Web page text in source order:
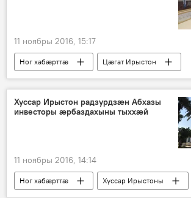
11 ноябры 2016, 15:17
Ног хабӕрттӕ Цӕгат Ирыстон
Хуссар Ирыстон радзурдзӕн Абхазы
инвесторы ӕрбаздахыны тыххӕй
11 ноябры 2016, 14:14
Ног хабӕрттӕ Хуссар Ирыстоны